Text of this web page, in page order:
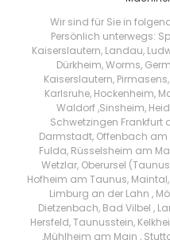
Wir sind für Sie in
Persönlich unterwegs:
Kaiserslautern, Landau,
Dürkheim, Worms,
Kaiserslautern,
Karlsruhe, Hockenheim,
Waldorf ,Sinsheim,
Schwetzingen Frankfurt
Darmstadt, Offenbach am
Fulda, Rüsselsheim am
Wetzlar, Oberursel
Hofheim am Taunus,
Limburg an der Lahn ,
Dietzenbach, Bad Vilbel ,
Hersfeld, Taunusstein,
,Mühlheim am Main ,